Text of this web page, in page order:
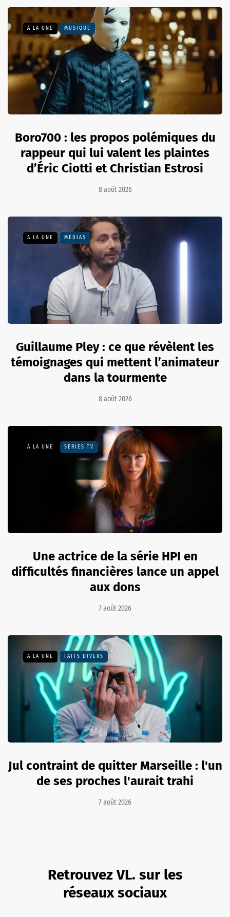
A LA UNE MUSIQUE
Boro700 : les propos polémiques du
rappeur qui lui valent les plaintes
d’Éric Ciotti et Christian Estrosi
8 août 2026
A LA UNE MÉDIAS
Guillaume Pley : ce que révèlent les
témoignages qui mettent l’animateur
dans la tourmente
8 août 2026
A LA UNE SÉRIES TV
Une actrice de la série HPI en
difficultés financières lance un appel
aux dons
7 août 2026
A LA UNE FAITS DIVERS
Jul contraint de quitter Marseille : l'un
de ses proches l'aurait trahi
7 août 2026
Retrouvez VL. sur les
réseaux sociaux